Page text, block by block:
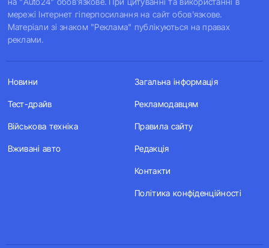
мережі Інтернет гіперпосилання на сайт обов'язкове.
Матеріали зі знаком "Реклама" публікуються на правах
реклами.
Новини
Тест-драйв
Військова техніка
Вживані авто
Загальна інформація
Рекламодавцям
Правила сайту
Редакція
Контакти
Політика конфіденційності